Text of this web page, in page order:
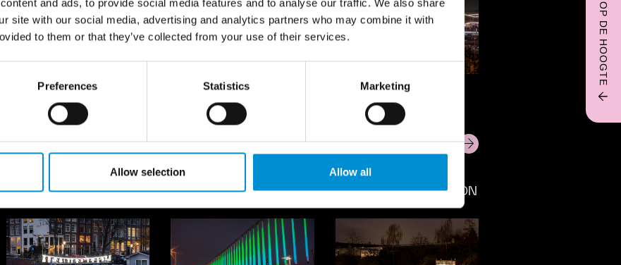
and ads, to provide social media features and to analyse our traffic. We also share
site with our social media, advertising and analytics partners who may combine it with
to them or that they’ve collected from your use of their services.
Preferences Statistics Marketing
Allow selection Allow all
Stichting Barstow Peter Vink Krijn de Koning
NEIGHBORHOOD NORTHERN LIGHT
PAS ENCORE MON
HISTOIRE
BLIJF OP DE HOOGTE